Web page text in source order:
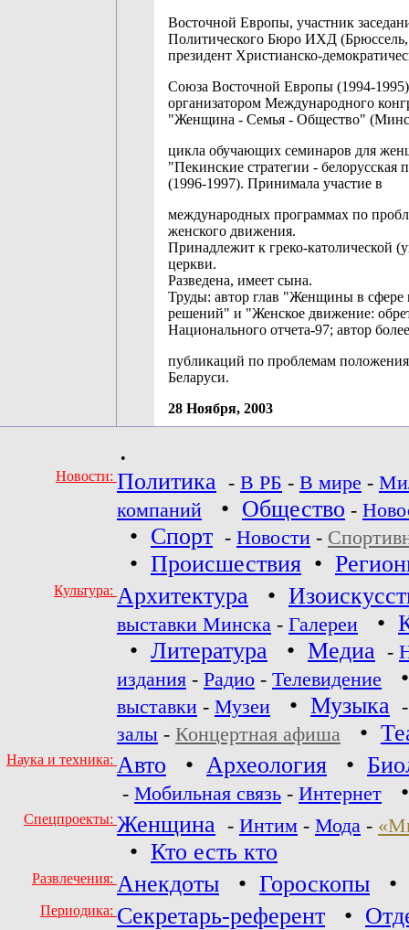
Восточной Европы, участник
Политического Бюро ИХД (Брюссель,
президент Христианско-
Союза Восточной Европы (1994-
организатором Международного
"Женщина - Семья - Общество"
цикла обучающих семинаров для
"Пекинские стратегии - белорусская
(1996-1997). Принимала участие в
международных программах по
женского движения.
Принадлежит к греко-католической
церкви.
Разведена, имеет сына.
Труды: автор глав "Женщины в сфере
решений" и "Женское движение:
Национального отчета-97; автор
публикаций по проблемам
Беларуси.
28 Ноября, 2003
•
Новости: Политика - В РБ - В мире -
компаний
• Общество -
• Спорт - Новости -
• Происшествия •
Культура: Архитектура •
выставки Минска - Галереи •
• Литература • Медиа -
издания - Радио - Телевидение
выставки - Музеи • Музыка
залы - Концертная афиша •
Наука и техника: Авто • Археология •
- Мобильная связь - Интернет
Спецпроекты: Женщина - Интим - Мода -
• Кто есть кто
Развлечения: Анекдоты • Гороскопы •
Периодика: Секретарь-референт •